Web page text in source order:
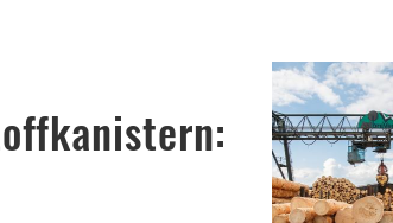
Onboarding,